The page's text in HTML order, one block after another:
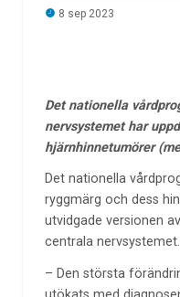
8 sep 2023
Det nationella
nervsystemet har
hjärnhinnetumörer
Det nationella
ryggmärg och dess
utvidgade versionen
centrala nervsystemet.
– Den största